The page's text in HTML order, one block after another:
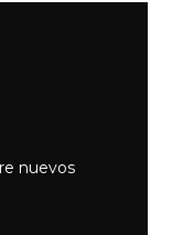
nuevos